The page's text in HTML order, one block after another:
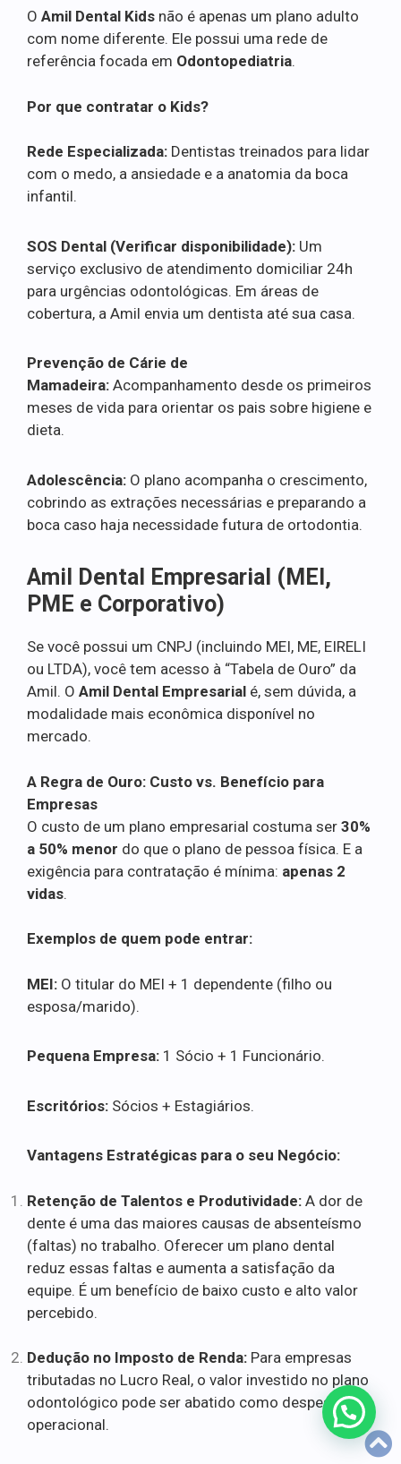
O Amil Dental Kids não é apenas um plano adulto
com nome diferente. Ele possui uma rede de
referência focada em Odontopediatria.
Por que contratar o Kids?
Rede Especializada: Dentistas treinados para lidar
com o medo, a ansiedade e a anatomia da boca
infantil.
SOS Dental (Verificar disponibilidade): Um
serviço exclusivo de atendimento domiciliar 24h
para urgências odontológicas. Em áreas de
cobertura, a Amil envia um dentista até sua casa.
Prevenção de Cárie de
Mamadeira: Acompanhamento desde os primeiros
meses de vida para orientar os pais sobre higiene e
dieta.
Adolescência: O plano acompanha o crescimento,
cobrindo as extrações necessárias e preparando a
boca caso haja necessidade futura de ortodontia.
Amil Dental Empresarial (MEI,
PME e Corporativo)
Se você possui um CNPJ (incluindo MEI, ME, EIRELI
ou LTDA), você tem acesso à “Tabela de Ouro” da
Amil. O Amil Dental Empresarial é, sem dúvida, a
modalidade mais econômica disponível no
mercado.
A Regra de Ouro: Custo vs. Benefício para
Empresas
O custo de um plano empresarial costuma ser 30%
a 50% menor do que o plano de pessoa física. E a
exigência para contratação é mínima: apenas 2
vidas.
Exemplos de quem pode entrar:
MEI: O titular do MEI + 1 dependente (filho ou
esposa/marido).
Pequena Empresa: 1 Sócio + 1 Funcionário.
Escritórios: Sócios + Estagiários.
Vantagens Estratégicas para o seu Negócio:
Retenção de Talentos e Produtividade: A dor de
dente é uma das maiores causas de absenteísmo
(faltas) no trabalho. Oferecer um plano dental
reduz essas faltas e aumenta a satisfação da
equipe. É um benefício de baixo custo e alto valor
percebido.
Dedução no Imposto de Renda: Para empresas
tributadas no Lucro Real, o valor investido no plano
odontológico pode ser abatido como despesa
operacional.